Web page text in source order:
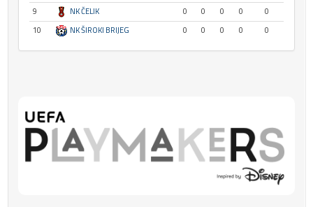
9
NK ČELIK 0 0 0 0
0
10
NK ŠIROKI BRIJEG 0 0 0 0 0